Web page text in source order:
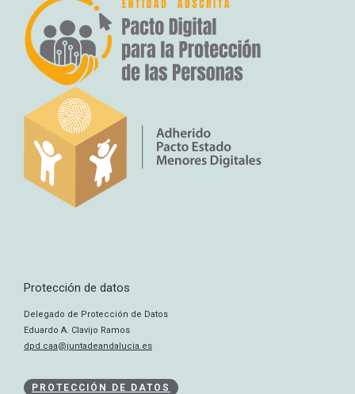
Protección de datos
Delegado de Protección de Datos
Eduardo A. Clavijo Ramos
dpd.caa@juntadeandalucia.es
PROTECCIÓN DE DATOS